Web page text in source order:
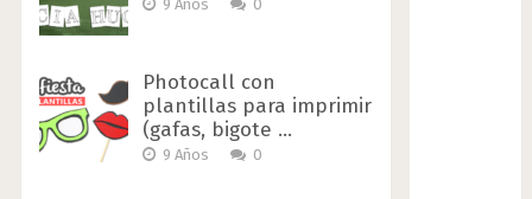
9 Años 0
Photocall con
plantillas para imprimir
(gafas, bigote …
9 Años 0